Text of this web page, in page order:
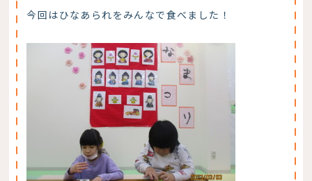
今回はひなあられをみんなで食べました！